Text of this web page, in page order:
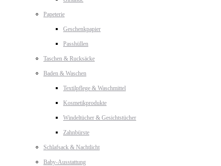
Papeterie
Geschenkpapier
Passhüllen
Taschen & Rucksäcke
Baden & Waschen
Textilpflege & Waschmittel
Kosmetikprodukte
Windeltücher & Gesichtstücher
Zahnbürste
Schlafsack & Nachtlicht
Baby-Ausstattung